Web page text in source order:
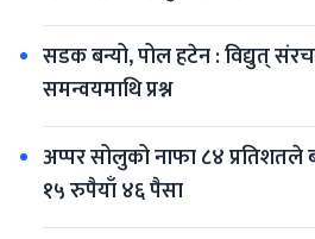
सडक बन्यो, पोल हटेन : विद्युत्
समन्वयमाथि प्रश्न
अप्पर सोलुको नाफा ८४ प्रतिशतले
१५ रुपैयाँ ४६ पैसा